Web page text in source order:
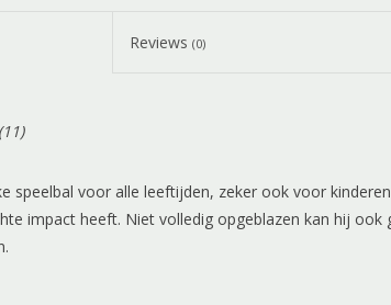
Reviews(0)
speelbal voor alle leeftijden, zeker ook voor
impact heeft. Niet volledig opgeblazen kan hij ook